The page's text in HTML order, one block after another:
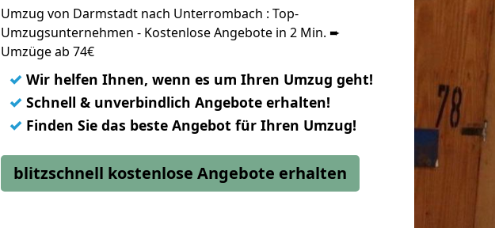
Umzug von Darmstadt nach Unterrombach : Top-
Umzugsunternehmen - Kostenlose Angebote in 2 Min. ➨
Umzüge ab 74€
✓ Wir helfen Ihnen, wenn es um Ihren Umzug geht!
✓ Schnell & unverbindlich Angebote erhalten!
✓ Finden Sie das beste Angebot für Ihren Umzug!
blitzschnell kostenlose Angebote erhalten